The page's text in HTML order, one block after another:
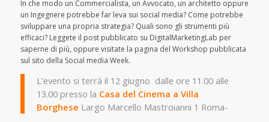
In che modo un Commercialista, un Avvocato, un architetto oppure
un Ingegnere potrebbe far leva sui social media? Come potrebbe
sviluppare una propria strategia? Quali sono gli strumenti più
efficaci? Leggete il post pubblicato su DigitalMarketingLab per
saperne di più, oppure visitate la pagina del Workshop pubblicata
sul sito della Social media Week.
L’evento si terrà il 12 giugno dalle ore 11.00 alle
13.00 presso la Casa del Cinema a Villa
Borghese Largo Marcello Mastroianni 1 Roma-